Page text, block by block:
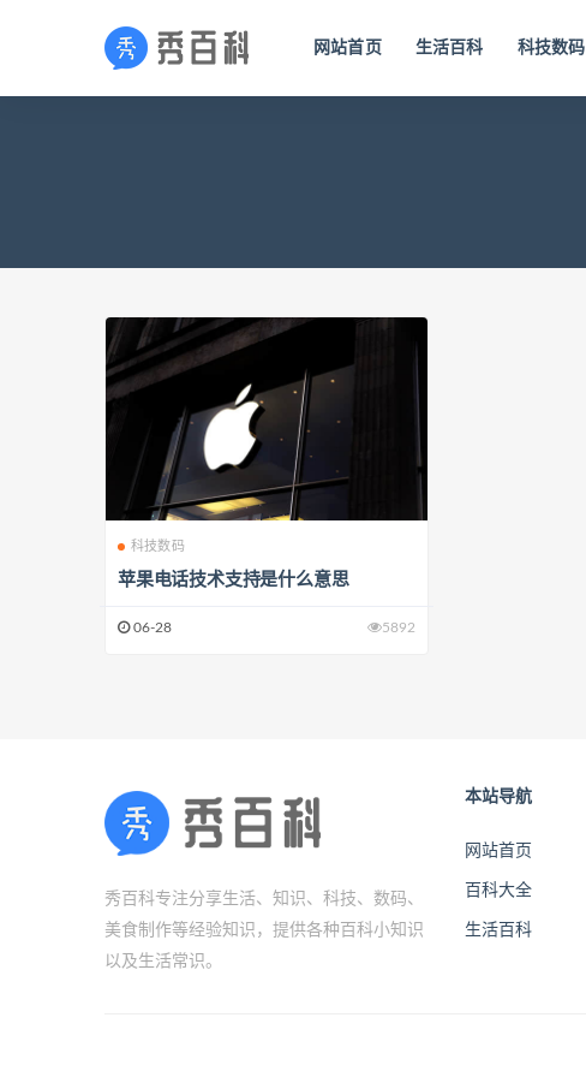
网站首页 生活百科 科技数码
科技数码
苹果电话技术支持是什么意思
06-28 5892
秀百科专注分享生活、知识、科技、数码、
美食制作等经验知识，提供各种百科小知识
以及生活常识。
本站导航
网站首页
百科大全
生活百科